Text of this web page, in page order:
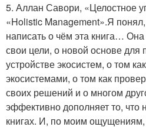
5. Аллан Савори, «Целостное
«Holistic Management».Я
написать о чём эта книга…
свои цели, о новой основе
устройстве экосистем, о том
экосистемами, о том как
своих решений и о многом
эффективно дополняет то,
книгах. И, по моим ощущениям,